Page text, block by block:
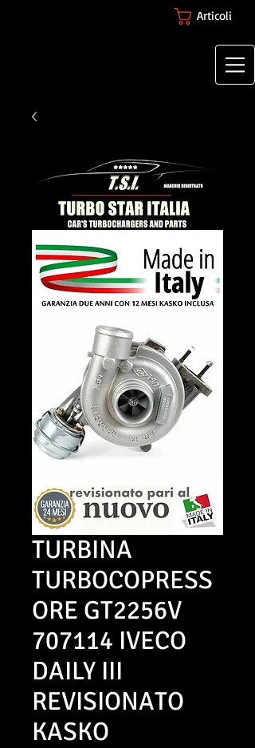
Articoli
TURBINA
TURBOCOPRESS
ORE GT2256V
707114 IVECO
DAILY III
REVISIONATO
KASKO